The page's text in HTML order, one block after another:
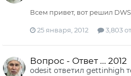
Всем привет, вот решил
25 января, 2012 3,803
Вопрос - Ответ ... 2012
odesit ответил gettinhigh